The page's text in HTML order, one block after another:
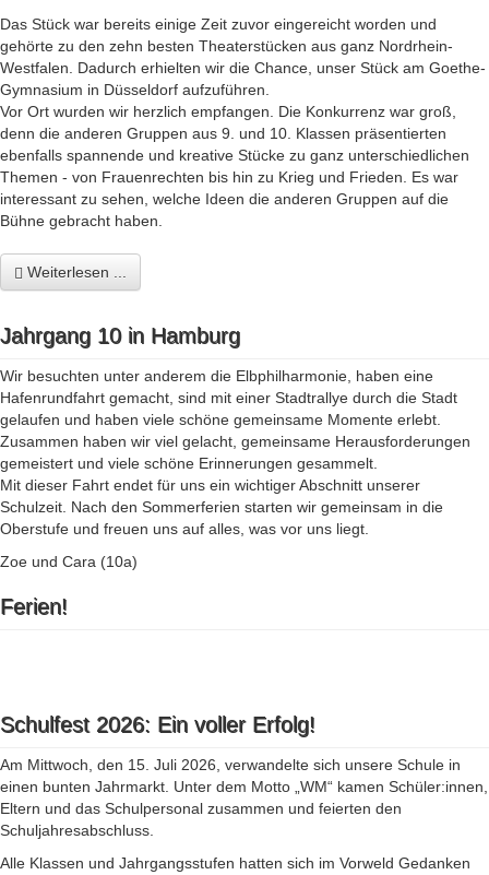
Das Stück war bereits einige Zeit zuvor eingereicht worden und
gehörte zu den zehn besten Theaterstücken aus ganz Nordrhein-
Westfalen. Dadurch erhielten wir die Chance, unser Stück am Goethe-
Gymnasium in Düsseldorf aufzuführen.
Vor Ort wurden wir herzlich empfangen. Die Konkurrenz war groß,
denn die anderen Gruppen aus 9. und 10. Klassen präsentierten
ebenfalls spannende und kreative Stücke zu ganz unterschiedlichen
Themen - von Frauenrechten bis hin zu Krieg und Frieden. Es war
interessant zu sehen, welche Ideen die anderen Gruppen auf die
Bühne gebracht haben.
Weiterlesen ...
Jahrgang 10 in Hamburg
Wir besuchten unter anderem die Elbphilharmonie, haben eine
Hafenrundfahrt gemacht, sind mit einer Stadtrallye durch die Stadt
gelaufen und haben viele schöne gemeinsame Momente erlebt.
Zusammen haben wir viel gelacht, gemeinsame Herausforderungen
gemeistert und viele schöne Erinnerungen gesammelt.
Mit dieser Fahrt endet für uns ein wichtiger Abschnitt unserer
Schulzeit. Nach den Sommerferien starten wir gemeinsam in die
Oberstufe und freuen uns auf alles, was vor uns liegt.
Zoe und Cara (10a)
Ferien!
Schulfest 2026: Ein voller Erfolg!
Am Mittwoch, den 15. Juli 2026, verwandelte sich unsere Schule in
einen bunten Jahrmarkt. Unter dem Motto „WM“ kamen Schüler:innen,
Eltern und das Schulpersonal zusammen und feierten den
Schuljahresabschluss.
Alle Klassen und Jahrgangsstufen hatten sich im Vorweld Gedanken